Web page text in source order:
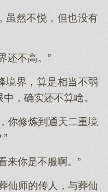
虽然不悦，但也没有
还不高。”
境界，算是相当不弱
，确实还不算啥。
你修炼到通天二重境
来你是不服啊。”
仙师的传人，与葬仙